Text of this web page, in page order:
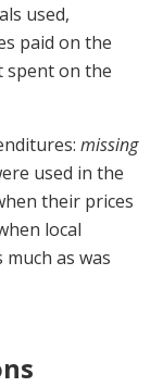
used,
paid on the
spent on the
missing
used in the
their prices
local
as was